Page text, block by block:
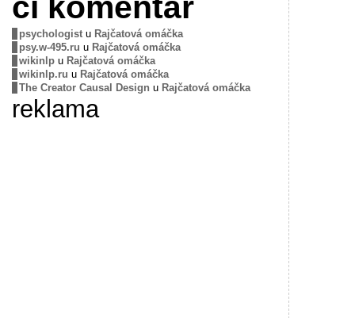
psychologistu Rajčatová omáčka
psy.w-495.ru u Rajčatová omáčka
wikinlpu Rajčatová omáčka
wikinlp.ru u Rajčatová omáčka
The Creator Causal Design u Rajčatová omáčka
reklama